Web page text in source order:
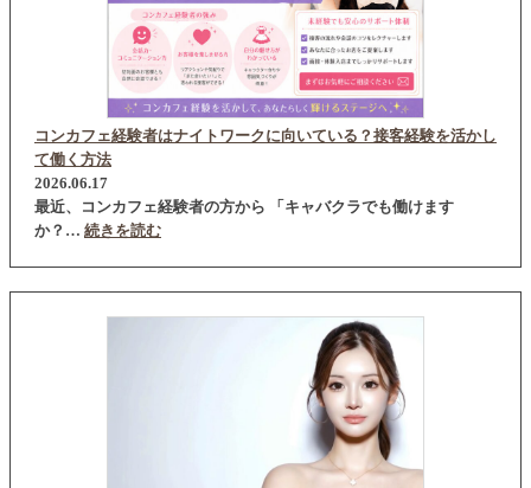
コンカフェ経験者はナイトワークに向いている？接客経験を活かし
て働く方法
2026.06.17
最近、コンカフェ経験者の方から 「キャバクラでも働けます
か？… 続きを読む